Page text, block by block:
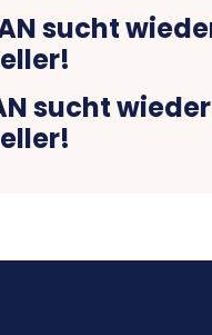
sucht wieder